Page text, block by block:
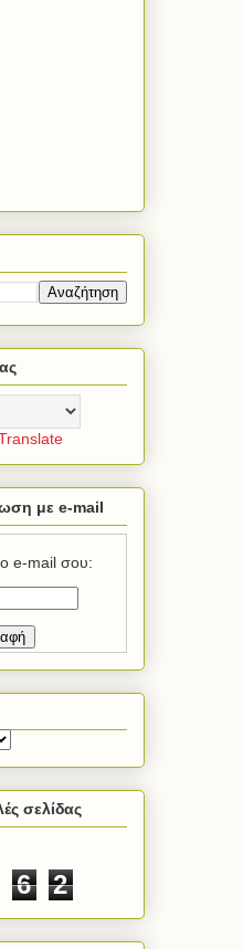
με e-mail
e-mail σου:
σελίδας
6
2